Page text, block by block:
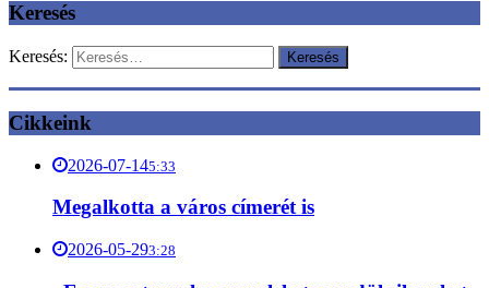
Keresés
Keresés:
Cikkeink
2026-07-145:33
Megalkotta a város címerét is
2026-05-293:28